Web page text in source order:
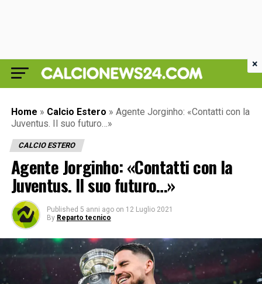
Home » Calcio Estero » Agente Jorginho: «Contatti con la
Juventus. Il suo futuro…»
CALCIO ESTERO
Agente Jorginho: «Contatti con la
Juventus. Il suo futuro…»
Published 5 anni ago on 12 Luglio 2021
By Reparto tecnico
×